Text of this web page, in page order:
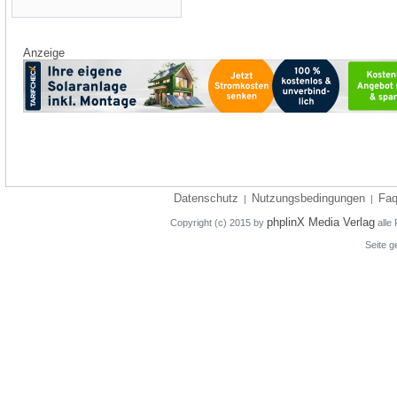
Anzeige
Datenschutz | Nutzungsbedingungen | Faq
Copyright (c) 2015 by phplinX Media Verlag alle
Seite